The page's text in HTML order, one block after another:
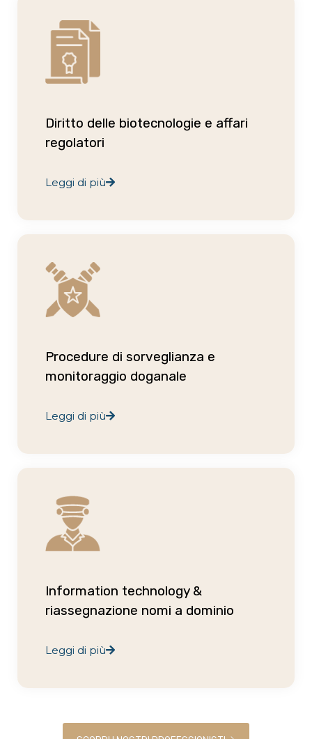
Diritto delle biotecnologie e affari
regolatori
Leggi di più
Procedure di sorveglianza e
monitoraggio doganale
Leggi di più
Information technology &
riassegnazione nomi a dominio
Leggi di più